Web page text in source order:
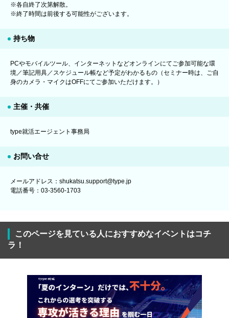
※各自終了次第解散。
※終了時間は前後する可能性がございます。
持ち物
PCやモバイルツール、インターネットなどオンラインにてご参加可能な環
境／筆記用具／スケジュール帳など予定がわかるもの（セミナー時は、ご自
身のカメラ・マイクはOFFにてご参加いただけます。）
主催・共催
type就活エージェント事務局
お問い合せ
メールアドレス：shukatsu.support@type.jp
電話番号：03-3560-1703
このページを見ている人におすすめなイベントはコチ
ラ！